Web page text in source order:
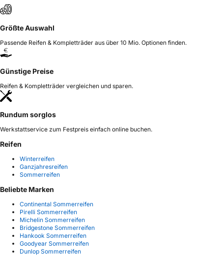
Größte Auswahl
Passende Reifen & Kompletträder aus über 10 Mio. Optionen finden.
Günstige Preise
Reifen & Kompletträder vergleichen und sparen.
Rundum sorglos
Werkstattservice zum Festpreis einfach online buchen.
Reifen
Winterreifen
Ganzjahresreifen
Sommerreifen
Beliebte Marken
Continental Sommerreifen
Pirelli Sommerreifen
Michelin Sommerreifen
Bridgestone Sommerreifen
Hankook Sommerreifen
Goodyear Sommerreifen
Dunlop Sommerreifen